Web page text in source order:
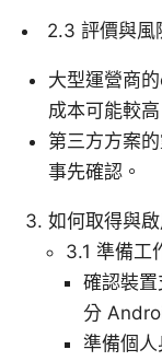
2.3 評價與風
大型運營商
成本可能較高
第三方方案
事先確認。
如何取得與
3.1 準備工
確認裝
分
準備個